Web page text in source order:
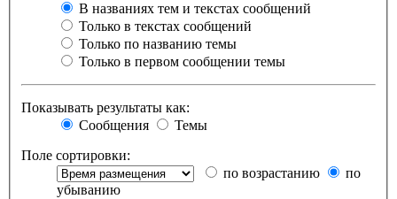
В названиях тем и текстах сообщений
Только в текстах сообщений
Только по названию темы
Только в первом сообщении темы
Показывать результаты как:
Сообщения
Темы
Поле сортировки:
по возрастанию
по
убыванию